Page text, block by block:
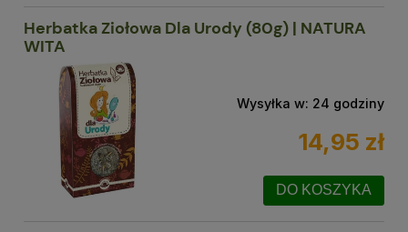
Herbatka Ziołowa Dla Urody (80g) | NATURA
WITA
Wysyłka w: 24 godziny
14,95 zł
DO KOSZYKA